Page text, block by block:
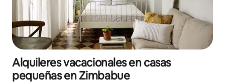
Alquileres vacacionales en casas
pequeñas en Zimbabue